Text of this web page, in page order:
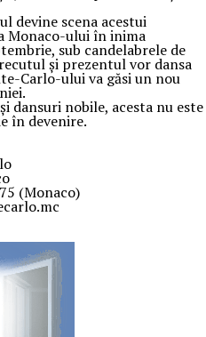
devine scena acestui
Monaco-ului în inima
sub candelabrele de
și prezentul vor dansa
Carlo-ului va găsi un nou
dansuri nobile, acesta nu este
în devenire.
(Monaco)